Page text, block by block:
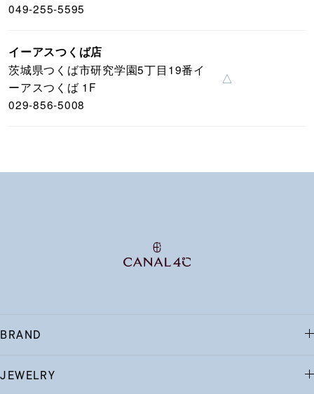
049-255-5595
イーアスつくば店
茨城県つくば市研究学園5丁目19番イ
ーアスつくば 1F
029-856-5008
△
BRAND
JEWELRY